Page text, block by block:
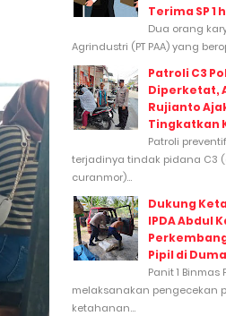
Terima SP 1
Dua orang
Agrindustri (PT PAA) yang
Patroli C3
Diperketat,
Rujianto
Tingkatkan
Patroli
terjadinya tindak pidana C3
curanmor)...
Dukung
IPDA Abdul
Pipil di
Panit 1 Binmas
melaksanakan pengecekan
ketahanan...